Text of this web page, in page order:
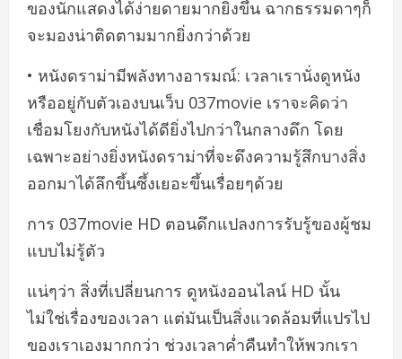
ของนักแสดงได้ง่ายดายมากยิ่งขึ้น ฉากธรรมดาๆก็
จะมองน่าติดตามมากยิ่งกว่าด้วย
• หนังดราม่ามีพลังทางอารมณ์: เวลาเรานั่งดูหนัง
หรืออยู่กับตัวเองบนเว็บ 037movie เราจะคิดว่า
เชื่อมโยงกับหนังได้ดียิ่งไปกว่าในกลางดึก โดย
เฉพาะอย่างยิ่งหนังดราม่าที่จะดึงความรู้สึกบางสิ่ง
ออกมาได้ลึกขึ้นซึ้งเยอะขึ้นเรื่อยๆด้วย
การ 037movie HD ตอนดึกแปลงการรับรู้ของผู้ชม
แบบไม่รู้ตัว
แน่ๆว่า สิ่งที่เปลี่ยนการ ดูหนังออนไลน์ HD นั้น
ไม่ใช่เรื่องของเวลา แต่มันเป็นสิ่งแวดล้อมที่แปรไป
ของเราเองมากกว่า ช่วงเวลาค่ำคืนทำให้พวกเรา